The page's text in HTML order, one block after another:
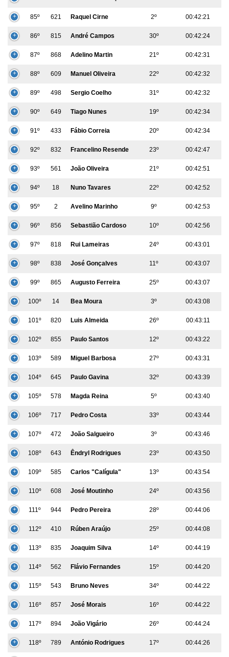
85º 621 Raquel Cirne 2º 00:42:21
86º 815 André Campos 30º 00:42:24
87º 868 Adelino Martin 21º 00:42:31
88º 609 Manuel Oliveira 22º 00:42:32
89º 498 Sergio Coelho 31º 00:42:32
90º 649 Tiago Nunes 19º 00:42:34
91º 433 Fábio Correia 20º 00:42:34
92º 832 Francelino Resende 23º 00:42:47
93º 561 João Oliveira 21º 00:42:51
94º 18 Nuno Tavares 22º 00:42:52
95º 2 Avelino Marinho 9º 00:42:53
96º 856 Sebastião Cardoso 10º 00:42:56
97º 818 Rui Lameiras 24º 00:43:01
98º 838 José Gonçalves 11º 00:43:07
99º 865 Augusto Ferreira 25º 00:43:07
100º 14 Bea Moura 3º 00:43:08
101º 820 Luis Almeida 26º 00:43:11
102º 855 Paulo Santos 12º 00:43:22
103º 589 Miguel Barbosa 27º 00:43:31
104º 645 Paulo Gavina 32º 00:43:39
105º 578 Magda Reina 5º 00:43:40
106º 717 Pedro Costa 33º 00:43:44
107º 472 João Salgueiro 3º 00:43:46
108º 643 Êndryl Rodrigues 23º 00:43:50
109º 585 Carlos "calígula" 13º 00:43:54
110º 608 José Moutinho 24º 00:43:56
111º 944 Pedro Pereira 28º 00:44:06
112º 410 Rúben Araújo 25º 00:44:08
113º 835 Joaquim Silva 14º 00:44:19
114º 562 Flávio Fernandes 15º 00:44:20
115º 543 Bruno Neves 34º 00:44:22
116º 857 José Morais 16º 00:44:22
117º 894 João Vigário 26º 00:44:24
118º 789 António Rodrigues 17º 00:44:26